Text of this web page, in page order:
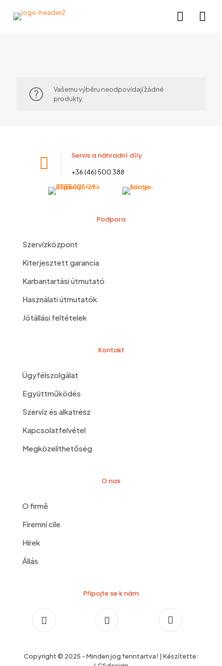
Vašemu výběru neodpovídají žádné
produkty.
Servis a náhradní díly
+36 (46) 500 388
Podpora
Szervízközpont
Kiterjesztett garancia
Karbantartási útmutató
Használati útmutatók
Jótállási feltételek
Kontakt
Ügyfélszolgálat
Együttműködés
Szervíz és alkatrész
Kapcsolatfelvétel
Megközelíthetőség
O nas
O firmě
Firemní cíle
Hírek
Állás
Připojte se k nám
Copyright © 2025 - Minden jog fenntartva! | Készítette: